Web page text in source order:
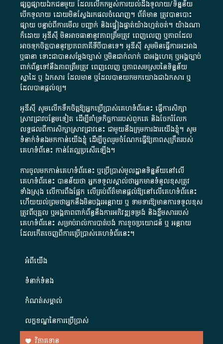
ផ្សព្វផ្សាយ​ឯកជន​មួយ​ ដែល​លើកកម្ពស់​ការ​យល់​ដឹង​ទូលាយ​/​ទិន្នន័យ​
បើក​ទូលាយ​ ដោយ​មិនស្វែង​រក​ផល​ចំណេញ​។​ ព័ត៌មាន​ ត្រូវ​បាន​បោះ
ផ្សាយ​ បន្ទាប់​ពី​ការ​មើល​ បញ្ជាក់​ និង​ផ្ទៀងផ្ទាត់​យ៉ាង​ហ្មត់ចត់​។​ យ៉ាងណា​
ក៏​ដោយ​ អូ​ឌី​ស៊ី​ មិន​អាច​ធានា​នូវ​ភាព​ត្រឹមត្រូវ​ ពេញលេញ​ ឬ​ភាព​ដែល​
អាច​ទុកចិត្ត​បាននូវ​ប្រភព​ភាគី​ទី​បី​បាន​ទេ​។​ អូ​ឌី​ស៊ី​ សូម​មិន​ធ្វើការ​អះអាង​
ឬ​ធានា​ ទោះជា​បាន​សម្តែង​ច្បាស់​ ឬ​មិន​ជាក់លាក់​ ជា​អង្គហេតុ​ ឬ​អង្គច្បាប់​
ពាក់ព័ន្ធ​ទៅ​នឹង​ភាព​ត្រឹមត្រូវ​ ពេញលេញ​ ឬ​ភាព​សម​ស្រប​នៃ​ទិន្នន័យ​
ស្នាដៃ​ ឬ​ ឯកសារ​ ដែល​មាន​ ឬ​ដែល​បាន​យក​មក​យោង​ជា​ឯកសារ​ ឬ​
ដែល​បាន​ផ្តល់​ឲ្យ​។
អូឌីស៊ី សូមលើកទឹកចិត្តឱ្យអ្នកប្រើប្រាស់គេហទំព័រនេះ ធ្វើការសិក្សា
ស្រាវជ្រាវបន្ថែមទៀត ដើម្បីគាំទ្រកិច្ចការ​របស់ពួកគេ និងចែករំលែក
លទ្ធផលពីការសិក្សាស្រាវជ្រាវនេះ ជាមួយនឹងក្រុមការងារយើងខ្ញុំ។ សូម
ទំនាក់ទំនងមកកាន់យើងខ្ញុំ ដើម្បីចូលរួមចំណែកធ្វើឱ្យភាពសុក្រឹតរបស់
គេហទំព័នេះ កាន់តែល្អប្រសើរឡើង។
ការចូលមកកាន់គេហទំព័រនេះ ឬប្រើប្រាស់មូលដ្ឋានទិន្នន័យនៅលើ
គេហទំព័រនេះ បានន័យថា អ្នកទទួលស្គាល់ថាអ្នកមានទំនួលខុសត្រូវ
ទាំងស្រុង លើការពឹងផ្អែក លើគ្រប់ព័ត៌មានផ្តល់ឱ្យនៅលើគេហទំព័រនេះ
ហើយយល់ព្រមថាអ្នកនឹងមិនបង្ករអន្តរាយ ឬ ទាមទារ​ឱ្យមានការទទួលខុស​
ត្រូវពីបុគ្គល ឬអង្គភាពពាក់ព័ន្ធនឹងការអភិវឌ្ឍទម្រង់ និងខ្លឹមសាររបស់
គេហទំព័រនេះ សម្រាប់រាល់ការបាត់បង់ ការខូចប្រយោជន៍ ឬ អន្តរាយ
ដែលកើតចេញពីការប្រើប្រាស់គេហទំព័រនេះ។
អំពី​យើង​
ទំនាក់ទំនង
កំណត់សម្គាល់
លក្ខខណ្ឌនៃការប្រើប្រាស់
វិភាគទាន